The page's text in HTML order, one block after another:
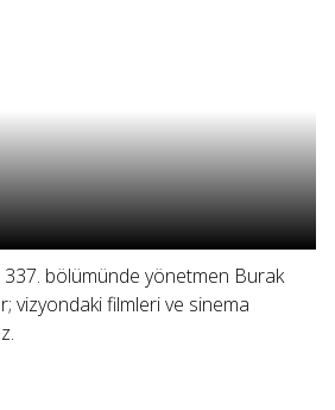
337. bölümünde yönetmen Burak
vizyondaki filmleri ve sinema